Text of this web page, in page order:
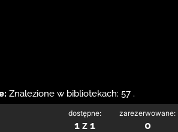
Znalezione w bibliotekach: 57 .
dostępne:
1 z 1
zarezerwowane:
0